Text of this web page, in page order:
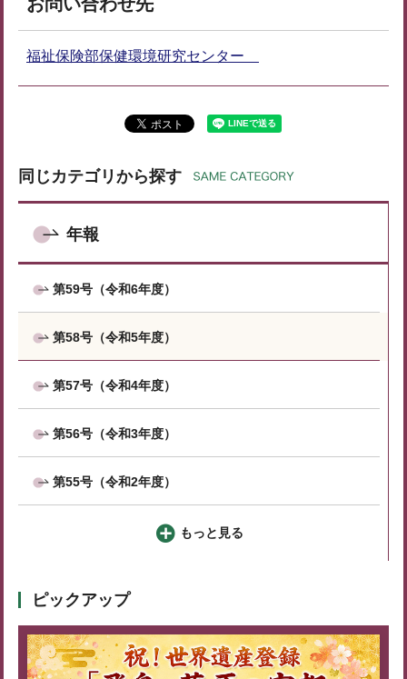
福祉保険部保健環境研究センター
同じカテゴリから探す
年報
第59号（令和6年度）
第58号（令和5年度）
第57号（令和4年度）
第56号（令和3年度）
第55号（令和2年度）
もっと見る
ピックアップ